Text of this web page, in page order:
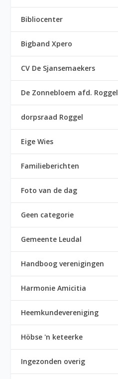
Bibliocenter
Bigband Xpero
CV De Sjansemaekers
De Zonnebloem afd. Roggel
dorpsraad Roggel
Eige Wies
Familieberichten
Foto van de dag
Geen categorie
Gemeente Leudal
Handboog verenigingen
Harmonie Amicitia
Heemkundevereniging
Höbse 'n keteerke
Ingezonden overig